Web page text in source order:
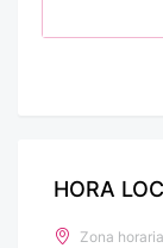
HORA
Zona